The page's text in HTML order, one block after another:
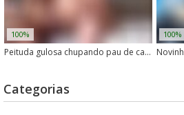
100%
Peituda gulosa chupando pau de cachorro com vontade
100%
Categorias